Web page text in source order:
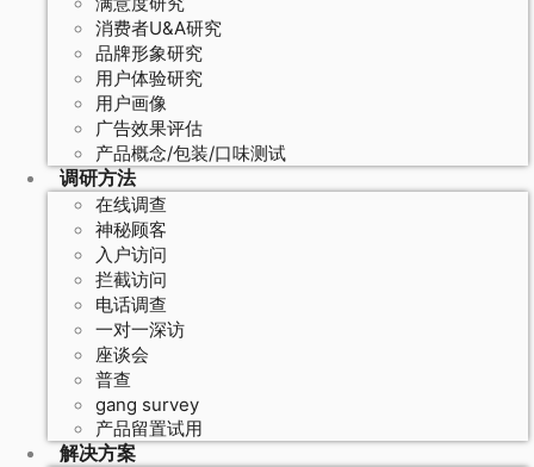
消费者U&A研究
品牌形象研究
用户体验研究
用户画像
广告效果评估
产品概念/包装/口味测试
调研方法
在线调查
神秘顾客
入户访问
拦截访问
电话调查
一对一深访
座谈会
普查
gang survey
产品留置试用
解决方案